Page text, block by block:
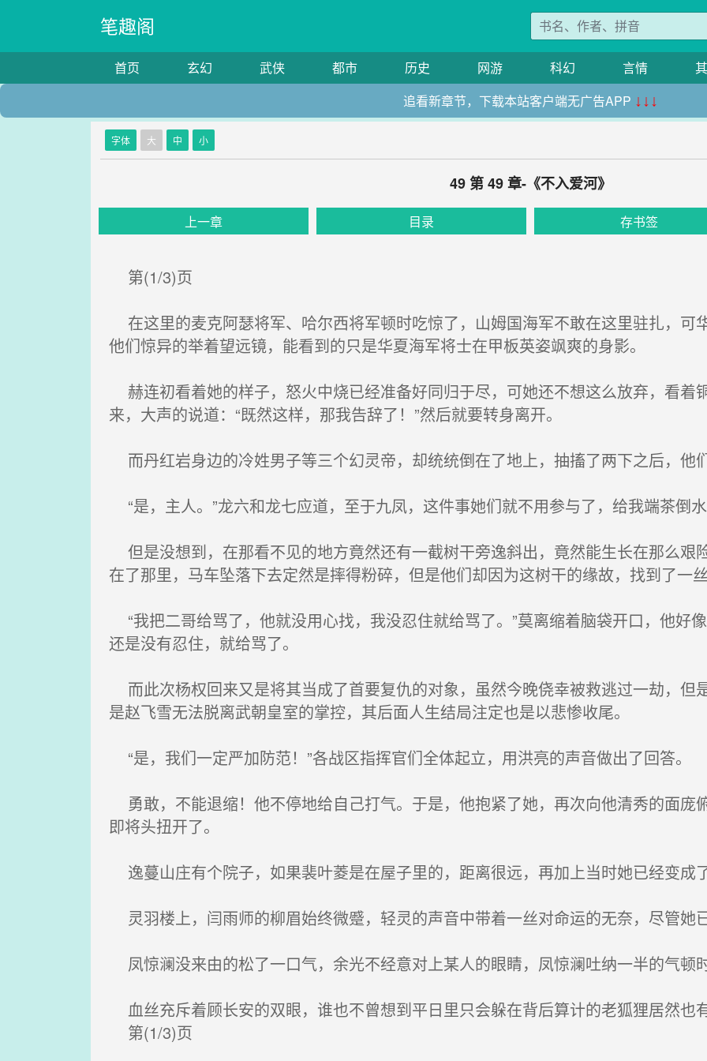
笔趣阁
首页 玄幻 武侠 都市 历史 网游 科幻 言情
追看新章节，下载本站客户端无广告APP ↓↓↓
字体 大 中 小
49 第 49 章-《不入爱河》
上一章 目录 存书签
第(1/3)页
在这里的麦克阿瑟将军、哈尔西将军顿时吃惊了，山姆国海军不敢在这里驻扎，可
他们惊异的举着望远镜，能看到的只是华夏海军将士在甲板英姿飒爽的身影。
赫连初看着她的样子，怒火中烧已经准备好同归于尽，可她还不想这么放弃，看着
来，大声的说道：“既然这样，那我告辞了！”然后就要转身离开。
而丹红岩身边的冷姓男子等三个幻灵帝，却统统倒在了地上，抽搐了两下之后，他
“是，主人。”龙六和龙七应道，至于九凤，这件事她们就不用参与了，给我端茶倒
但是没想到，在那看不见的地方竟然还有一截树干旁逸斜出，竟然能生长在那么艰
在了那里，马车坠落下去定然是摔得粉碎，但是他们却因为这树干的缘故，找到了一
“我把二哥给骂了，他就没用心找，我没忍住就给骂了。”莫离缩着脑袋开口，他好
还是没有忍住，就给骂了。
而此次杨权回来又是将其当成了首要复仇的对象，虽然今晚侥幸被救逃过一劫，但
是赵飞雪无法脱离武朝皇室的掌控，其后面人生结局注定也是以悲惨收尾。
“是，我们一定严加防范！”各战区指挥官们全体起立，用洪亮的声音做出了回答。
勇敢，不能退缩！他不停地给自己打气。于是，他抱紧了她，再次向他清秀的面庞
即将头扭开了。
逸蔓山庄有个院子，如果裴叶菱是在屋子里的，距离很远，再加上当时她已经变成
灵羽楼上，闫雨师的柳眉始终微蹙，轻灵的声音中带着一丝对命运的无奈，尽管她
凤惊澜没来由的松了一口气，余光不经意对上某人的眼睛，凤惊澜吐纳一半的气顿
血丝充斥着顾长安的双眼，谁也不曾想到平日里只会躲在背后算计的老狐狸居然也
第(1/3)页